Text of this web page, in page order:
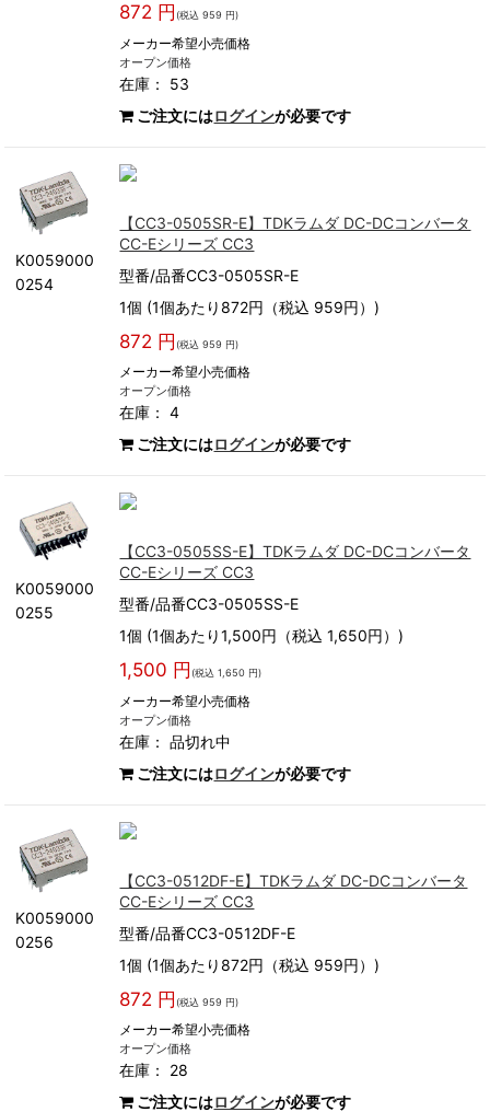
872 円 (税込 959 円)
メーカー希望小売価格
オープン価格
在庫： 53
ご注文にはログインが必要です
K0059000
0254
【CC3-0505SR-E】TDKラムダ DC-DCコンバータ
CC-Eシリーズ CC3
型番/品番CC3-0505SR-E
1個 (1個あたり872円（税込 959円）)
872 円 (税込 959 円)
メーカー希望小売価格
オープン価格
在庫： 4
ご注文にはログインが必要です
K0059000
0255
【CC3-0505SS-E】TDKラムダ DC-DCコンバータ
CC-Eシリーズ CC3
型番/品番CC3-0505SS-E
1個 (1個あたり1,500円（税込 1,650円）)
1,500 円 (税込 1,650 円)
メーカー希望小売価格
オープン価格
在庫：品切れ中
ご注文にはログインが必要です
K0059000
0256
【CC3-0512DF-E】TDKラムダ DC-DCコンバータ
CC-Eシリーズ CC3
型番/品番CC3-0512DF-E
1個 (1個あたり872円（税込 959円）)
872 円 (税込 959 円)
メーカー希望小売価格
オープン価格
在庫： 28
ご注文にはログインが必要です